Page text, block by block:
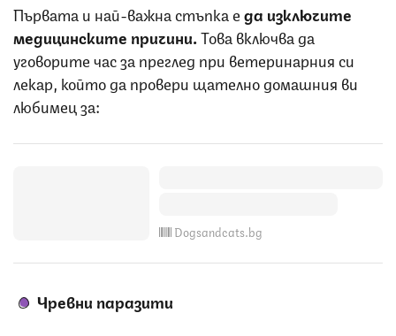
Първата и най-важна стъпка еда изключите
медицинските причини.Това включва да
уговорите час за преглед при ветеринарния си
лекар, който да провери щателно домашния ви
любимец за:
Dogsandcats.bg
Чревни паразити